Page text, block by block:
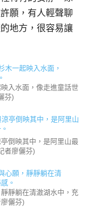
願，有人輕聲聊
地方，很容易讓
入水面，像走進童話世
芬)
倒映其中，是阿里山最
者廖儷芬)
靜躺在清澈湖水中，充
儷芬)